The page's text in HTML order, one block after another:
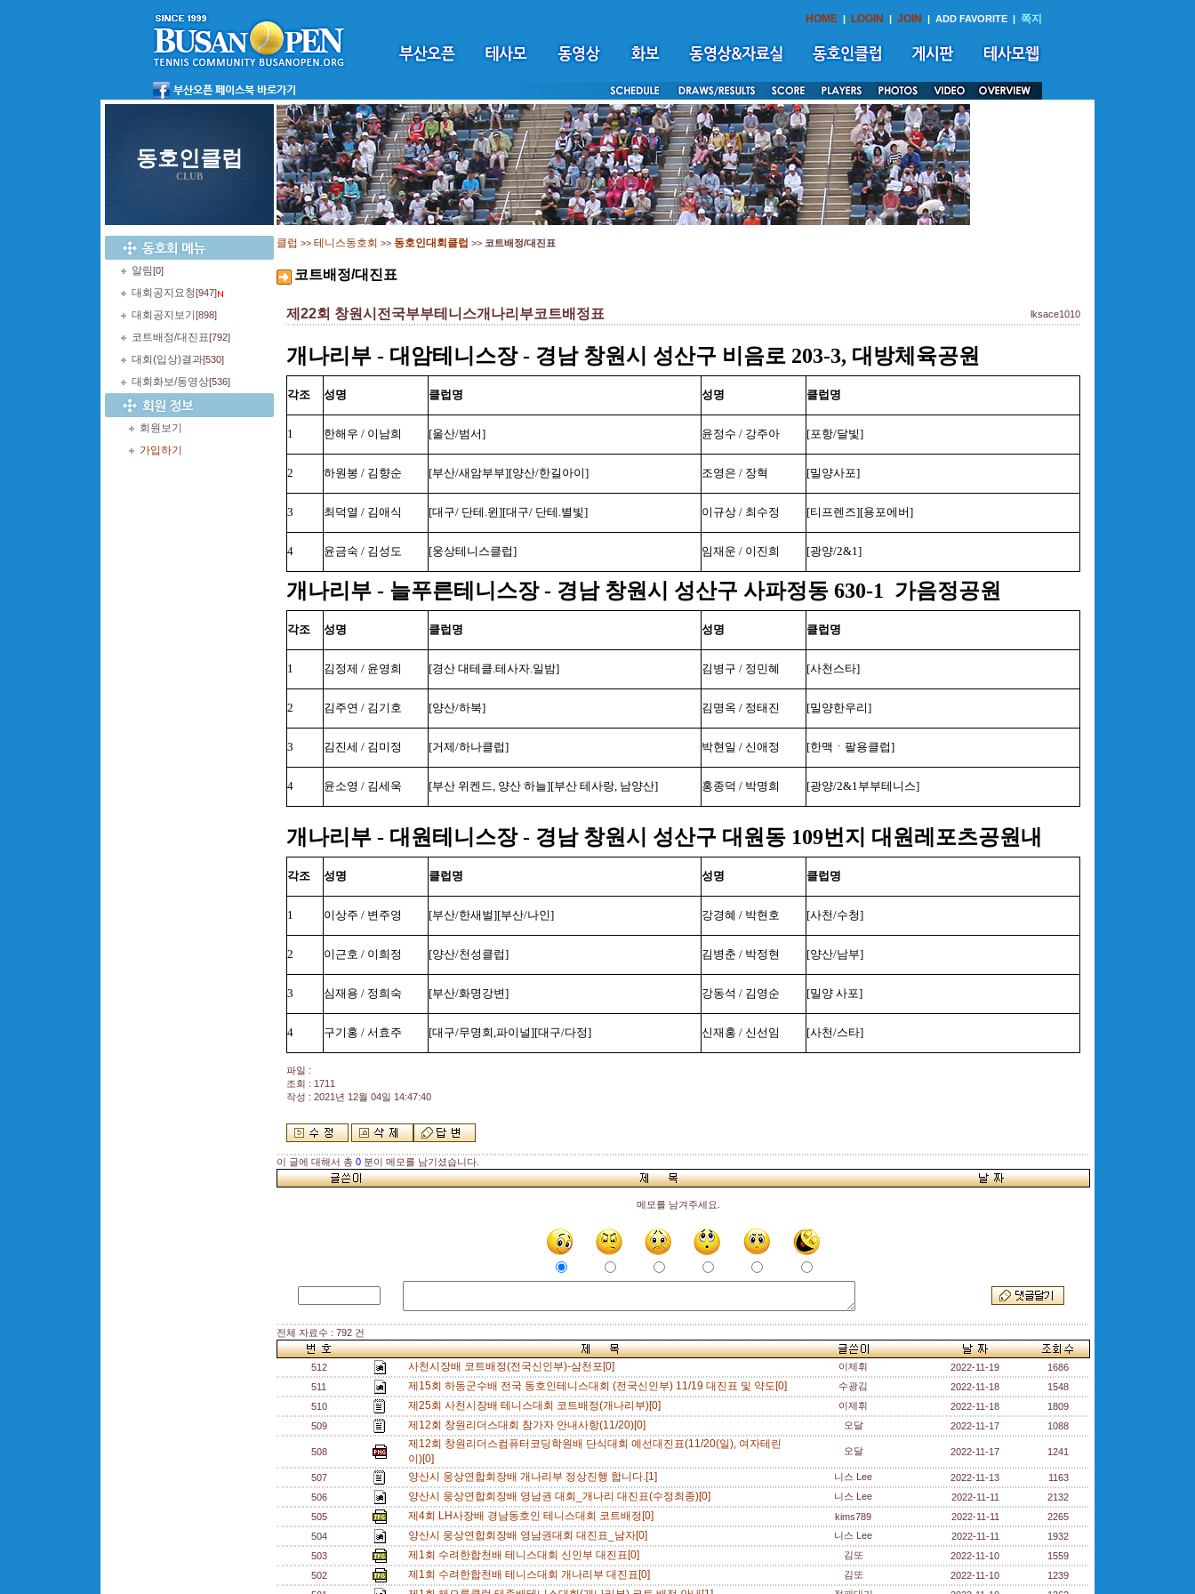
HOME | LOGIN | JOIN | ADD FAVORITE | 쪽지
동호인클럽
CLUB
알림[0]
대회공지요청[947]
대회공지보기 [898]
코트배정/대진표[792]
대회(입상)결과[530]
대회화보/동영상[536]
회원보기
가입하기
클럽 >> 테니스동호회 >> 동호인대회클럽 >> 코트배정/대진표
코트배정/대진표
제22회 창원시전국부부테니스개나리부코트배정표 lksace1010
개나리부 - 대암테니스장 - 경남 창원시 성산구 비음로 203-3, 대방체육공원
각조 성명 클럽명 성명 클럽명
1 한해우 / 이남희 [울산/범서] 윤정수 / 강주아 [포항/달빛]
2 하원봉 / 김향순 [부산/새암부부][양산/한길아이] 조영은 / 장혁 [밀양사포]
3 최덕열 / 김애식 [대구/ 단테.윈][대구/ 단테.별빛] 이규상 / 최수정 [티프렌즈][용포에버]
4 윤금숙 / 김성도 [웅상테니스클럽] 임재운 / 이진희 [광양/2&1]
개나리부 - 늘푸른테니스장 - 경남 창원시 성산구 사파정동 630-1 가음정공원
각조 성명 클럽명 성명 클럽명
1 김정제 / 윤영희 [경산 대테클.테사자.일밤] 김병구 / 정민혜 [사천스타]
2 김주연 / 김기호 [양산/하북] 김명옥 / 정태진 [밀양한우리]
3 김진세 / 김미정 [거제/하나클럽] 박현일 / 신애정 [한맥ㆍ팔용클럽]
4 윤소영 / 김세욱 [부산 위켄드, 양산 하늘][부산 테사랑, 남양산] 홍종덕 / 박명희 [광양/2&1부부테니스]
개나리부 - 대원테니스장 - 경남 창원시 성산구 대원동 109번지 대원레포츠공원내
각조 성명 클럽명 성명 클럽명
1 이상주 / 변주영 [부산/한새벌][부산/나인] 강경혜 / 박현호 [사천/수청]
2 이근호 / 이희정 [양산/천성클럽] 김병춘 / 박정현 [양산/남부]
3 심재용 / 정희숙 [부산/화명강변] 강동석 / 김영순 [밀양 사포]
4 구기홍 / 서효주 [대구/무명회,파이널][대구/다정] 신재홍 / 신선임 [사천/스타]
파일 :
조회 : 1711
작성 : 2021년 12월 04일 14:47:40
이 글에 대해서 총 0 분이 메모를 남기셨습니다.
메모를 남겨주세요.
전체 자료수 : 792 건
512 사천시장배 코트배정(전국신인부)-삼천포[0] 이제휘 2022-11-19
1686
511
제15회 하동군수배 전국 동호인테니스대회 (전국신인부) 11/19 대진표 및 약도[0] 수광김 2022-11-18
1548
510
제25회 사천시장배 테니스대회 코트배정(개나리부)[0] 이제휘 2022-11-18
1809
509
제12회 창원리더스대회 참가자 안내사항(11/20)[0] 오달 2022-11-17 1088
508
제12회 창원리더스컴퓨터코딩학원배 단식대회 예선대진표(11/20(일), 여자테린
이)[0]
오달 2022-11-17 1241
507 양산시 웅상연합회장배 개나리부 정상진행 합니다.[1] 니스 Lee 2022-11-13
1163
506
양산시 웅상연합회장배 영남권 대회_개나리 대진표(수정최종)[0] 니스 Lee 2022-11-11
2132
505
제4회 LH사장배 경남동호인 테니스대회 코트배정[0] kims789 2022-11-11
2265
504
양산시 웅상연합회장배 영남권대회 대진표_남자[0] 니스 Lee 2022-11-11
1932
503
제1회 수려한합천배 테니스대회 신인부 대진표[0] 김또 2022-11-10
1559
502
제1회 수려한합천배 테니스대회 개나리부 대진표[0] 김또 2022-11-10
1239